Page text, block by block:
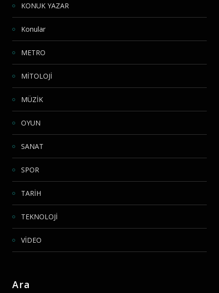
KONUK YAZAR
Konular
METRO
MİTOLOJİ
MÜZİK
OYUN
SANAT
SPOR
TARİH
TEKNOLOJİ
VİDEO
Ara